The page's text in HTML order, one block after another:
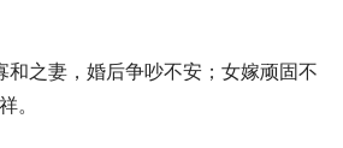
和之妻，婚后争吵不安；女嫁顽固不
。